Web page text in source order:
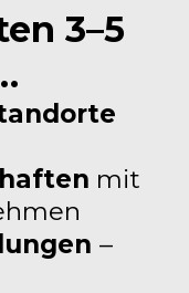
3–5
mit
–